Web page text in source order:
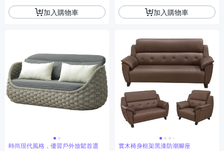
加入購物車
時尚現代風格，優質戶外放鬆首選
加入購物車
實木椅身框架黑漆防潮腳座